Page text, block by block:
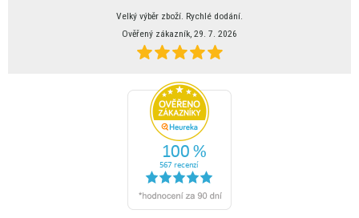
Velký výběr zboží. Rychlé dodání.
Ověřený zákazník, 29. 7. 2026